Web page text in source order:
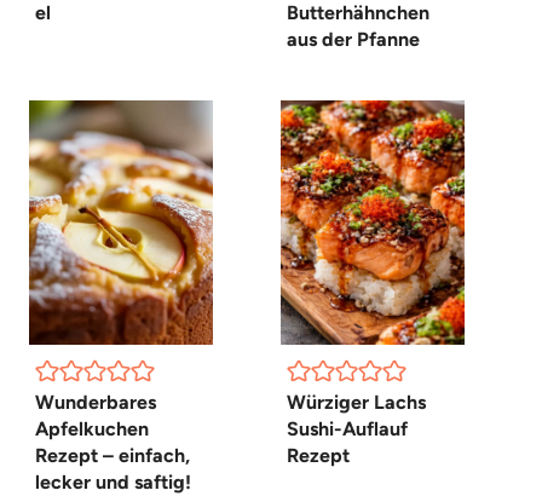
el
Butterhähnchen
aus der Pfanne
Wunderbares
Apfelkuchen
Rezept – einfach,
lecker und saftig!
Würziger Lachs
Sushi-Auflauf
Rezept